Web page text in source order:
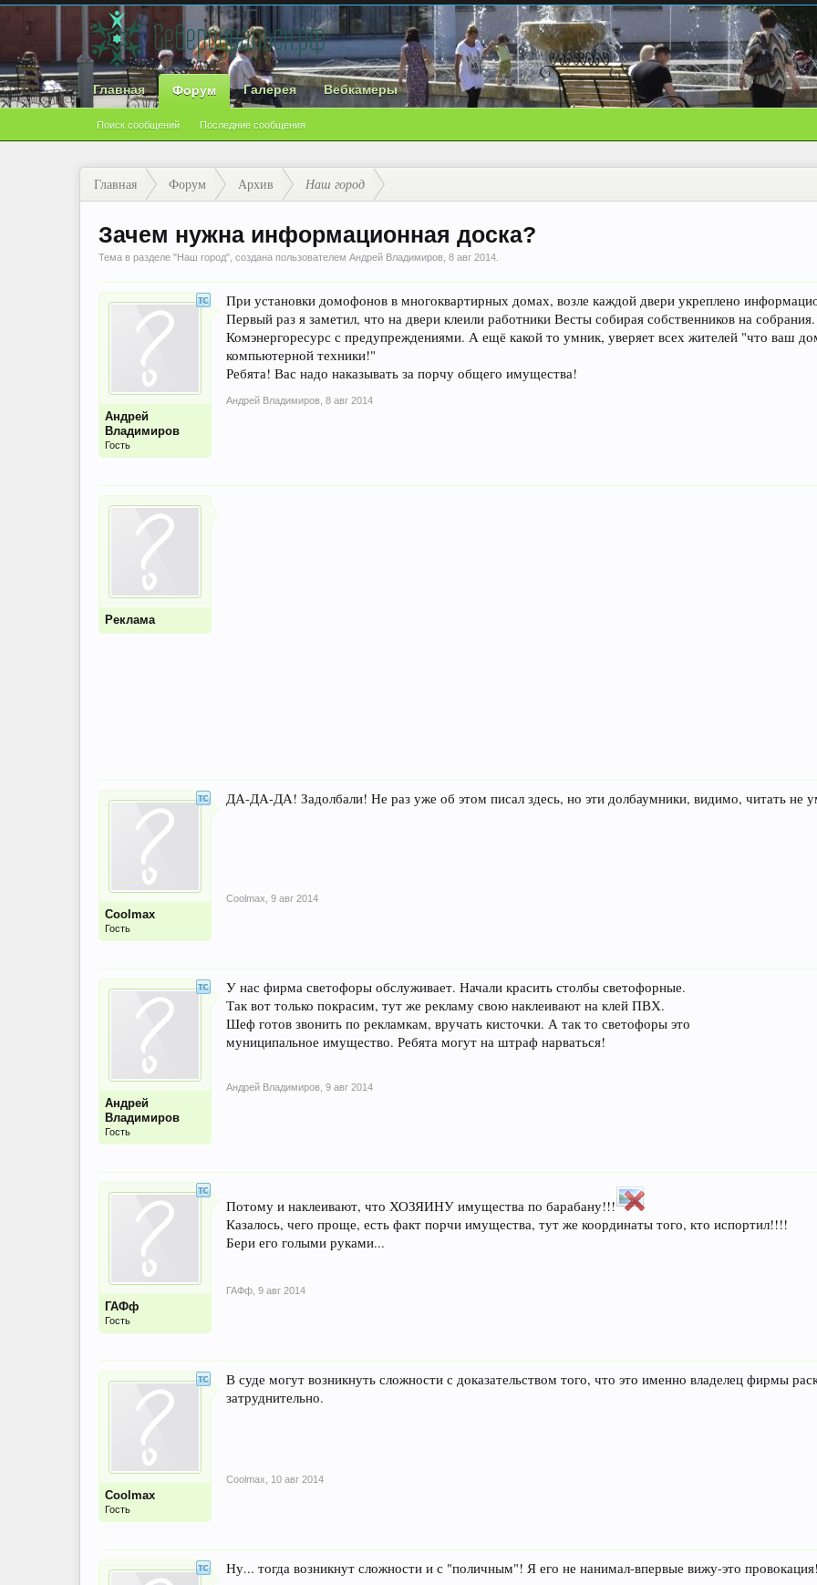
Главная Форум
Поиск сообщений Последние сообщения
Галерея Вебкамеры
Главная Форум Архив Наш город
Зачем нужна информационная доска?
Тема в разделе "Наш город", создана пользователем Андрей Владимиров 8 авг 2014
Андрей
Владимиров
Гость
При установки домофонов в многоквартирных домах, возле каждой двери укреплено
Первый раз я заметил, что на двери клеили работники Весты собирая собственников на
Комэнергоресурс с предупреждениями. А ещё какой то умник, уверяет всех жителей "что ваш
компьютерной техники!"
Ребята! Вас надо наказывать за порчу общего имущества!
Андрей Владимиров 8 авг 2014
Реклама
Coolmax
Гость
ДА-ДА-ДА! Задолбали! Не раз уже об этом писал здесь, но эти долбаумники, видимо, читать не
Coolmax 9 авг 2014
Андрей
Владимиров
Гость
У нас фирма светофоры обслуживает. Начали красить столбы светофорные.
Так вот только покрасим, тут же рекламу свою наклеивают на клей ПВХ.
Шеф готов звонить по рекламкам, вручать кисточки. А так то светофоры это
муниципальное имущество. Ребята могут на штраф нарваться!
Андрей Владимиров 9 авг 2014
ГАФф
Гость
Потому и наклеивают, что ХОЗЯИНУ имущества по барабану!!!
Казалось, чего проще, есть факт порчи имущества, тут же координаты того, кто испортил!!!!
Бери его голыми руками...
ГАФф 9 авг 2014
Coolmax
Гость
В суде могут возникнуть сложности с доказательством того, что это именно владелец фирмы
затруднительно.
Coolmax 10 авг 2014
Ну... тогда возникнут сложности и с "поличным"! Я его не нанимал-впервые вижу-это провокация!